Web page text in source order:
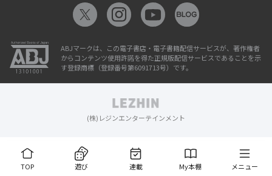
TOP 遊び 連載 My本棚 メニュー
ABJマークは、この電子書店・電子書籍配信サービスが、著作権者
からコンテンツ使用許諾を得た正規版配信サービスであることを示
す登録商標（登録番号第6091713号）です。
(株)レジンエンターテインメント